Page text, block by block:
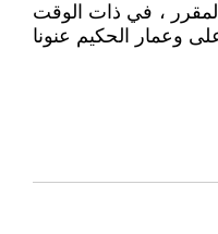
المقرر ، في ذات الوقت
وعمار الحكيم عنونا